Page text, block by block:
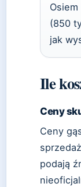
(850
jak
Ile
Ceny
Ceny
podają